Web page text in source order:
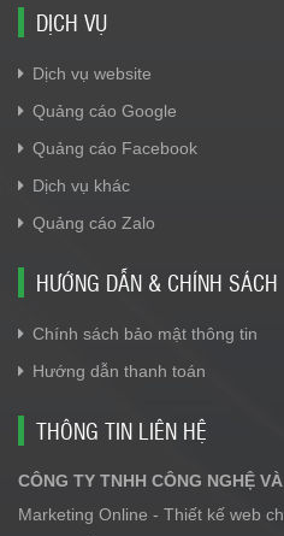
DỊCH VỤ
Dịch vụ website
Quảng cáo Google
Quảng cáo Facebook
Dịch vụ khác
Quảng cáo Zalo
HƯỚNG DẪN & CHÍNH SÁCH
Chính sách bảo mật thông tin
Hướng dẫn thanh toán
THÔNG TIN LIÊN HỆ
CÔNG TY TNHH CÔNG NGHỆ
Marketing Online - Thiết kế web